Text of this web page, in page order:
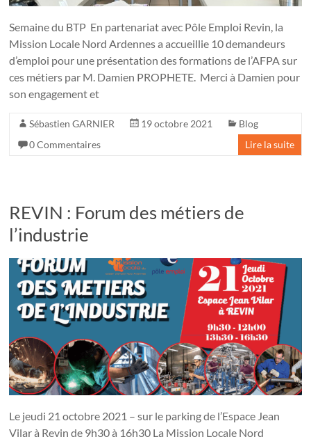
Semaine du BTP En partenariat avec Pôle Emploi Revin, la
Mission Locale Nord Ardennes a accueillie 10 demandeurs
d’emploi pour une présentation des formations de l’AFPA sur
ces métiers par M. Damien PROPHETE. Merci à Damien pour
son engagement et
Sébastien GARNIER 19 octobre 2021
Blog
0 Commentaires
Lire la suite
REVIN : Forum des métiers de
l’industrie
Le jeudi 21 octobre 2021 – sur le parking de l’Espace Jean
Vilar à Revin de 9h30 à 16h30 La Mission Locale Nord